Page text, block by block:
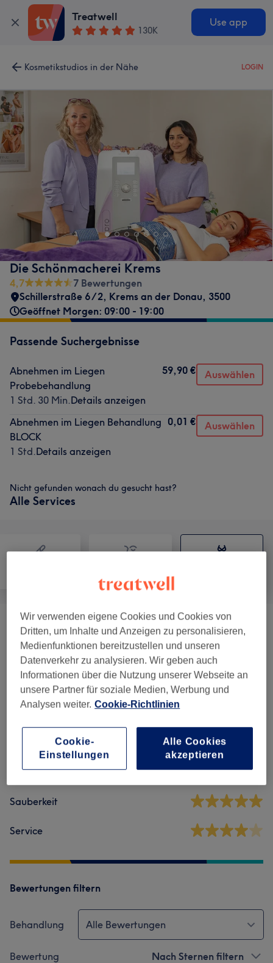
Treatwell
130K
Use app
Kosmetikstudios in der Nähe LOGIN
Die Schönmacherei Krems
4,7
7 Bewertungen
Schillerstraße 6 /2, Krems an der Donau, 3500
Geöffnet Morgen: 09:00 - 19:00
Passende Suchergebnisse
Abnehmen im Liegen
Probebehandlung
1 Std. 30 Min.Details anzeigen
59,90 € Auswählen
Abnehmen im Liegen Behandlung
BLOCK
1 Std.Details anzeigen
0,01 € Auswählen
Nicht gefunden wonach du gesucht hast?
Alle Services
Gewichts- & Cellulite Behandlungen (4) ab 0,01 €
Salonbewertungen
4,7 7 Bewertungen
Ambiente
Sauberkeit
Service
Bewertungen filtern
Behandlung Alle Bewertungen
Bewertung Nach Sternen filtern
Wir verwenden eigene Cookies und Cookies von
Dritten, um Inhalte und Anzeigen zu personalisieren,
Medienfunktionen bereitzustellen und unseren
Datenverkehr zu analysieren. Wir geben auch
Informationen über die Nutzung unserer Webseite an
unsere Partner für soziale Medien, Werbung und
Analysen weiter. Cookie-Richtlinien
Alle Cookies
akzeptieren
Cookie-
Einstellungen